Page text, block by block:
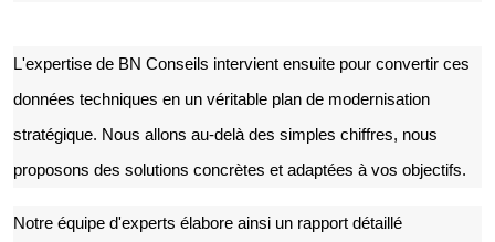
L'expertise de BN Conseils intervient ensuite pour convertir ces
données techniques en un véritable plan de modernisation
stratégique. Nous allons au-delà des simples chiffres, nous
proposons des solutions concrètes et adaptées à vos objectifs.
Notre équipe d'experts élabore ainsi un rapport détaillé